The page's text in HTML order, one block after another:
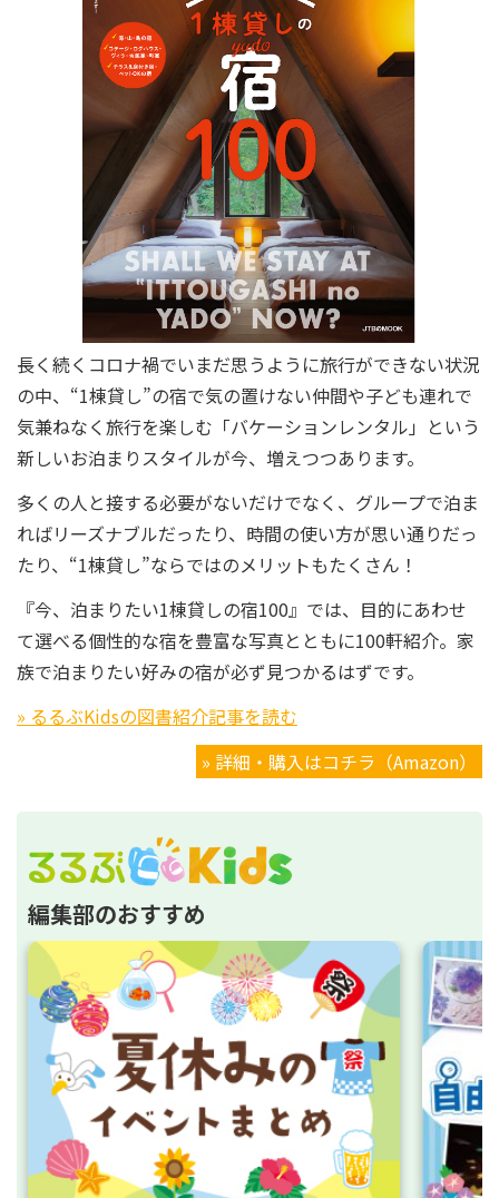
長く続くコロナ禍でいまだ思うように旅行ができない状況
の中、“1棟貸し”の宿で気の置けない仲間や子ども連れで
気兼ねなく旅行を楽しむ「バケーションレンタル」という
新しいお泊まりスタイルが今、増えつつあります。
多くの人と接する必要がないだけでなく、グループで泊ま
ればリーズナブルだったり、時間の使い方が思い通りだっ
たり、“1棟貸し”ならではのメリットもたくさん！
『今、泊まりたい1棟貸しの宿100』では、目的にあわせ
て選べる個性的な宿を豊富な写真とともに100軒紹介。家
族で泊まりたい好みの宿が必ず見つかるはずです。
» るるぶKidsの図書紹介記事を読む
» 詳細・購入はコチラ（Amazon）
編集部のおすすめ